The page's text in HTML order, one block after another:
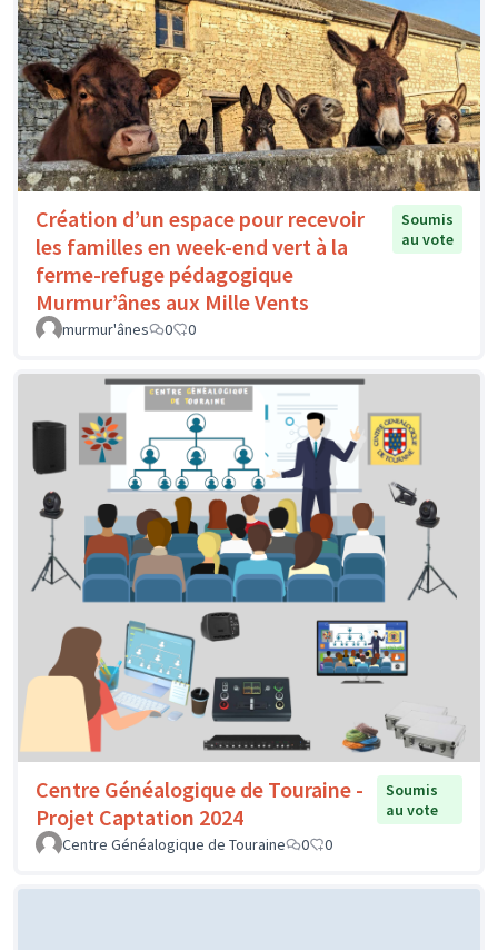
Création d’un espace pour recevoir
les familles en week-end vert à la
ferme-refuge pédagogique
Murmur’ânes aux Mille Vents
Soumis
au vote
murmur'ânes 0 0
Centre Généalogique de Touraine -
Projet Captation 2024
Soumis
au vote
Centre Généalogique de Touraine
0 0